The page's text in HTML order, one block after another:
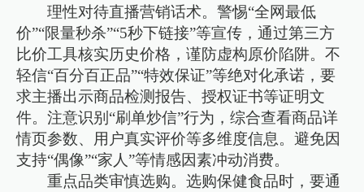
理性对待直播营销话术。警惕“全网最低
价”“限量秒杀”“5秒下链接”等宣传，通过第三方
比价工具核实历史价格，谨防虚构原价陷阱。不
轻信“百分百正品”“特效保证”等绝对化承诺，要
求主播出示商品检测报告、授权证书等证明文
件。注意识别“刷单炒信”行为，综合查看商品详
情页参数、用户真实评价等多维度信息。避免因
支持“偶像”“家人”等情感因素冲动消费。
重点品类审慎选购。选购保健食品时，要通